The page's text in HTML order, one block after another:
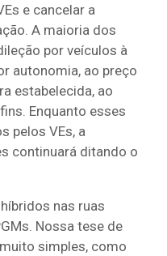
e cancelar a
A maioria dos
por veículos à
autonomia, ao preço
estabelecida, ao
Enquanto esses
pelos VEs, a
continuará ditando o
nas ruas
Nossa tese de
simples, como